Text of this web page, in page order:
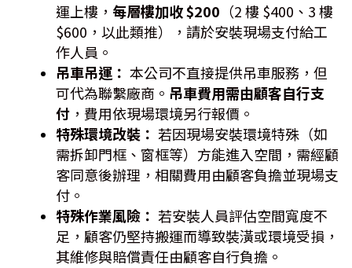
運上樓， 每層樓加收 $200 （2 樓 $400、3 樓
$600，以此類推），請於安裝現場支付給工
作人員。
吊車吊運： 本公司不直接提供吊車服務，但
可代為聯繫廠商。 吊車費用需由顧客自行支
付 ，費用依現場環境另行報價。
特殊環境改裝： 若因現場安裝環境特殊（如
需拆卸門框、窗框等）方能進入空間，需經顧
客同意後辦理，相關費用由顧客負擔並現場支
付。
特殊作業風險： 若安裝人員評估空間寬度不
足，顧客仍堅持搬運而導致裝潢或環境受損，
其維修與賠償責任由顧客自行負擔。